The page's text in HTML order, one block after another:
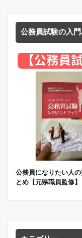
公務員試験の入門
公務員になりたい人
とめ【元県職員監修】